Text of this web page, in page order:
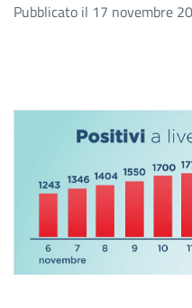
Pubblicato il 17 novembre